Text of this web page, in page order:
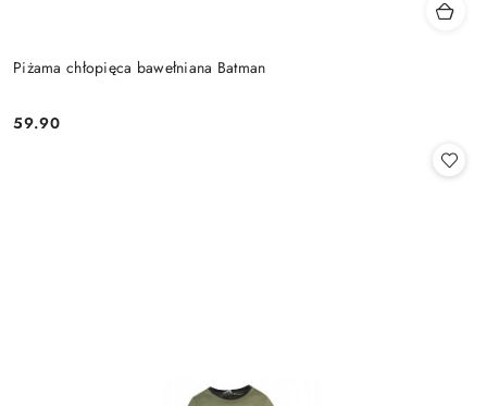
Piżama chłopięca bawełniana Batman
Cena:
59.90